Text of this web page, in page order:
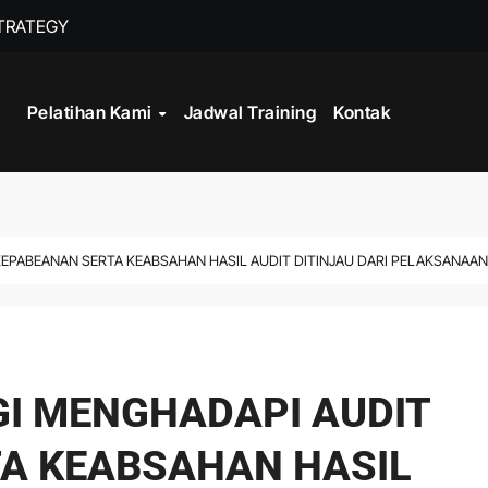
Pelatihan Kami Jadwal Training Kontak
SERTA KEABSAHAN HASIL AUDIT DITINJAU DARI
MENGHADAPI AUDIT
KEABSAHAN HASIL